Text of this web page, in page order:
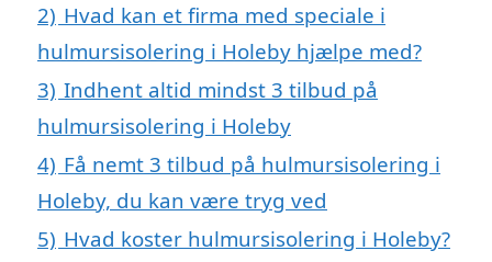
2) Hvad kan et firma med speciale i
hulmursisolering i Holeby hjælpe med?
3) Indhent altid mindst 3 tilbud på
hulmursisolering i Holeby
4) Få nemt 3 tilbud på hulmursisolering i
Holeby, du kan være tryg ved
5) Hvad koster hulmursisolering i Holeby?